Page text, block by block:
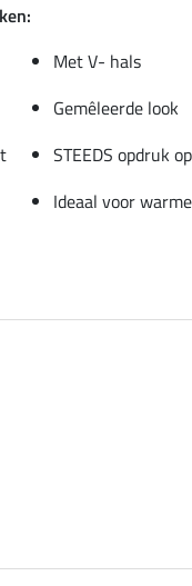
Met V- hals
Gemêleerde look
STEEDS opdruk
Ideaal voor